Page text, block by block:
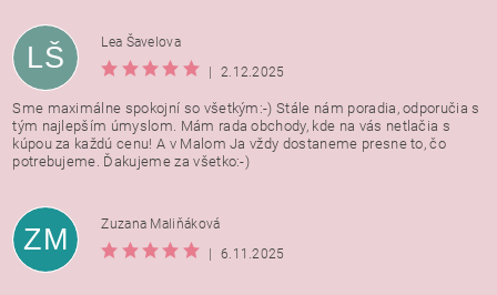
LŠ
Lea Šavelova
|
2.12.2025
Sme maximálne spokojní so všetkým:-) Stále nám poradia, odporučia s
tým najlepším úmyslom. Mám rada obchody, kde na vás netlačia s
kúpou za každú cenu! A v Malom Ja vždy dostaneme presne to, čo
potrebujeme. Ďakujeme za všetko:-)
ZM
Zuzana Maliňáková
|
6.11.2025